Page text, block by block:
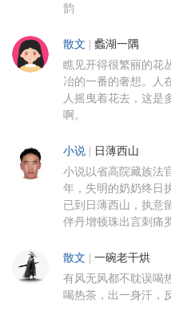
韵
散文 蠡湖一隅
瞧见开得很繁丽的花
冶的一番的奢想。人
人摇曳着花去，这是
啊。
小说 日薄西山
小说以省高院藏族法
年，失明的奶奶终日
已到日薄西山，执意
伴丹增顿珠出言刺痛
散文 一碗老干烘
有风无风都不耽误喝
喝热茶，出一身汗，